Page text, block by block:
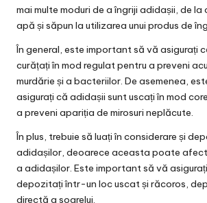
mai multe moduri de a îngriji adidașii, de la
apă și săpun la utilizarea unui produs de
În general, este important să vă asigurați
curățați în mod regulat pentru a preveni
murdărie și a bacteriilor. De asemenea,
asigurați că adidașii sunt uscați în mod
a preveni apariția de mirosuri neplăcute.
În plus, trebuie să luați în considerare și
adidașilor, deoarece aceasta poate
a adidașilor. Este important să vă
depozitați într-un loc uscat și răcoros,
directă a soarelui.